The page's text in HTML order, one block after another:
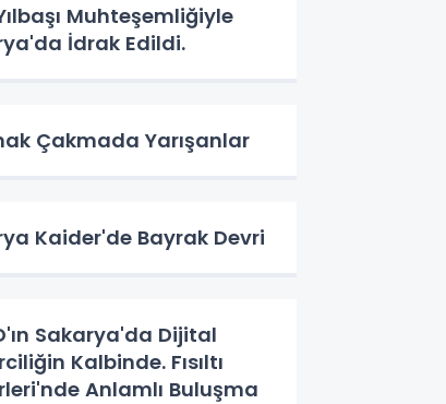
Muhteşemliğiyle
İdrak Edildi.
Çakmada Yarışanlar
Kaider'de Bayrak Devri
Sakarya'da Dijital
Kalbinde. Fısıltı
Anlamlı Buluşma